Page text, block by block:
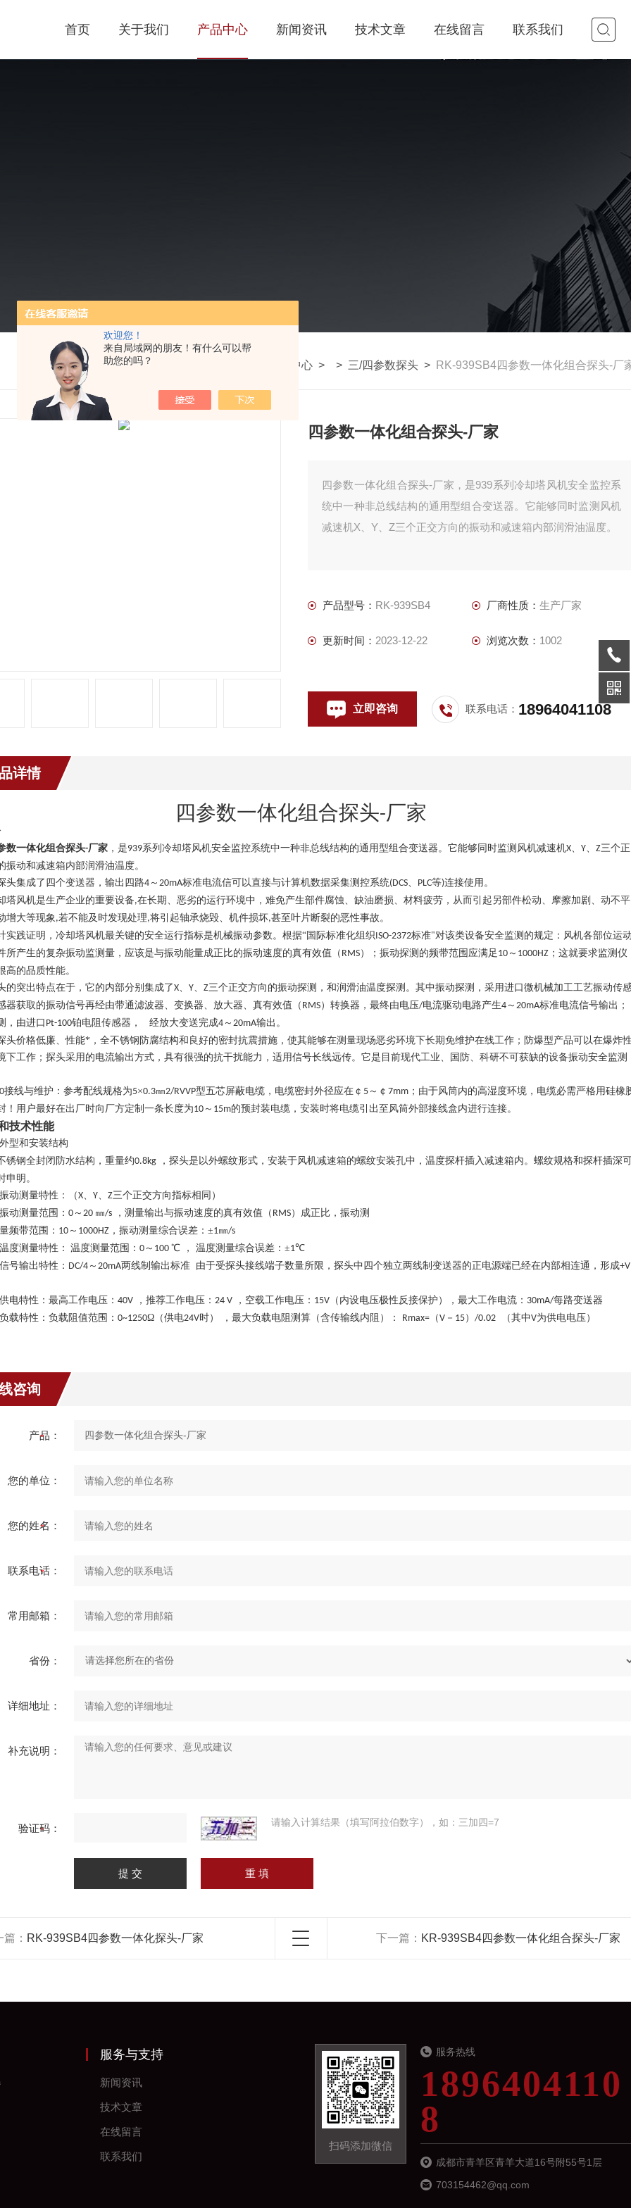
欢迎您！
来自局域网的朋友！有什么可以帮
助您的吗？
首页 关于我们 产品中心 新闻资讯 技术文章 在线留言 联系我们
产品中心 > > 三/四参数探头 > RK-939SB4四参数一体化组合探头-厂
四参数一体化组合探头-厂家
四参数一体化组合探头-厂家，是939系列冷却塔风机安全监控系
统中一种非总线结构的通用型组合变送器。它能够同时监测风机
减速机X、Y、Z三个正交方向的振动和减速箱内部润滑油温度。
产品型号： RK-939SB4 厂商性质： 生产厂家
更新时间： 2023-12-22 浏览次数： 1002
立即咨询 联系电话： 18964041108
详情
四参数一体化组合探头-厂家
数一体化组合探头-厂家 ，是939系列冷却塔风机安全监控系统中一种非总线结构的通用型组合变送器。它能够同时监测风机减速机X、 Y、 Z三个正
振动和减速箱内部润滑油温度。
头集成了四个变送器，输出四路4 ～ 20mA标准电流信可以直接与计算机数据采集测控系统(DCS、 PLC等)连接使用。
塔风机是生产企业的重要设备,在长期、恶劣的运行环境中，难免产生部件腐蚀、缺油磨损、材料疲劳，从而引起另部件松动、摩擦加剧、动不平
增大等现象,若不能及时发现处理,将引起轴承烧毁、机件损坏,甚至叶片断裂的恶性事故。
实践证明，冷却塔风机最关键的安全运行指标是机械振动参数。根据“国际标准化组织ISO-2372标准"对该类设备安全监测的规定：风机各部位运
所产生的复杂振动监测量，应该是与振动能量成正比的振动速度的真有效值（ RMS）；振动探测的频带范围应满足 10 ～ 1000HZ ；这就要求监测仪
高的品质性能。
的突出特点在于，它的内部分别集成了X、 Y、 Z三个正交方向的振动探测，和润滑油温度探测。其中振动探测，采用进口微机械加工工艺振动传
器获取的振动信号再经由带通滤波器、变换器、放大器、真有效值（ RMS）转换器，最终由电压/电流驱动电路产生4 ～ 20mA标准电流信号输出；
，由进口 Pt-100铂电阻传感器， 经放大变送完成4 ～ 20mA输出。
头价格低廉、性能*，全不锈钢防腐结构和良好的密封抗震措施，使其能够在测量现场恶劣环境下长期免维护在线工作；防爆型产品可以在爆炸
下工作；探头采用的电流输出方式，具有很强的抗干扰能力，适用信号长线远传。它是目前现代工业、国防、科研不可获缺的设备振动安全监测
接线与维护：参考配线规格为5×0.3㎜2/RVVP型五芯屏蔽电缆，电缆密封外径应在￠ 5 ～ ￠ 7mm ；由于风筒内的高湿度环境，电缆必需严格用硅橡
！用户最好在出厂时向厂方定制一条长度为10 ～ 15m的预封装电缆，安装时将电缆引出至风筒外部接线盒内进行连接。
技术性能
外型和安装结构
锈钢全封闭防水结构，重量约0.8kg
，探头是以外螺纹形式，安装于风机减速箱的螺纹安装孔中，温度探杆插入减速箱内。螺纹规格和探杆插深
申明。
振动测量特性：（X、 Y、 Z三个正交方向指标相同）
振动测量范围： 0 ～ 20 ㎜/s ，测量输出与振动速度的真有效值（ RMS）成正比，振动测
量频带范围： 10 ～ 1000HZ ，振动测量综合误差： ±1㎜/s
温度测量特性： 温度测量范围： 0 ～ 100 ℃ ， 温度测量综合误差：±1℃
信号输出特性： DC/4 ～ 20mA两线制输出标准 由于受探头接线端子数量所限，探头中四个独立两线制变送器的正电源端已经在内部相连通，形成+V
供电特性：最高工作电压： 40V ，推荐工作电压： 24 V ，空载工作电压： 15V （内设电压极性反接保护），最大工作电流： 30mA/每路变送器
负载特性：负载阻值范围： 0~1250Ω（供电24V时） ，最大负载电阻测算（含传输线内阻）： Rmax= （V － 15） /0.02 （其中V为供电电压）
咨询
产品：
您的单位：
您的姓名：
联系电话：
常用邮箱：
省份：
详细地址：
补充说明：
验证码： 请输入计算结果（填写阿拉伯数字），如：三加四=7
篇： RK-939SB4四参数一体化探头-厂家 下一篇： KR-939SB4四参数一体化组合探头-厂家
服务与支持
新闻资讯
技术文章
在线留言
联系我们
扫码添加微信
服务热线
1896404110
8
成都市青羊区青羊大道16号附55号1层
703154462@qq.com